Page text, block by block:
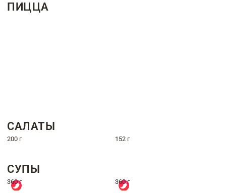
ПИЦЦА
САЛАТЫ
200 г 152 г
СУПЫ
360 г 360 г